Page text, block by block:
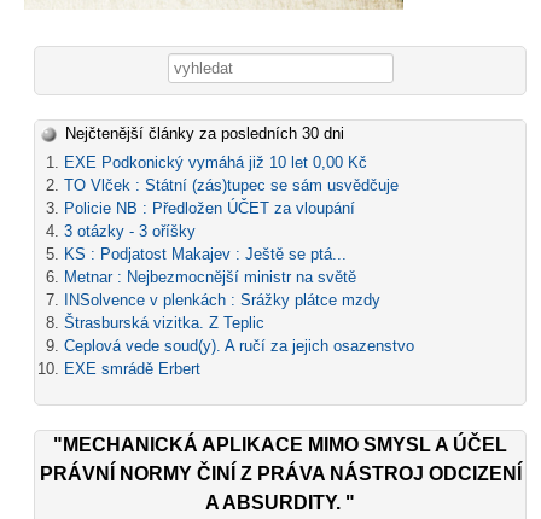
Vyhledávání
Nejčtenější články za posledních 30 dni
EXE Podkonický vymáhá již 10 let 0,00 Kč
TO Vlček : Státní (zás)tupec se sám usvědčuje
Policie NB : Předložen ÚČET za vloupání
3 otázky - 3 oříšky
KS : Podjatost Makajev : Ještě se ptá...
Metnar : Nejbezmocnější ministr na světě
INSolvence v plenkách : Srážky plátce mzdy
Štrasburská vizitka. Z Teplic
Ceplová vede soud(y). A ručí za jejich osazenstvo
EXE smrádě Erbert
"MECHANICKÁ APLIKACE MIMO SMYSL A ÚČEL
PRÁVNÍ NORMY ČINÍ Z PRÁVA NÁSTROJ ODCIZENÍ
A ABSURDITY. "